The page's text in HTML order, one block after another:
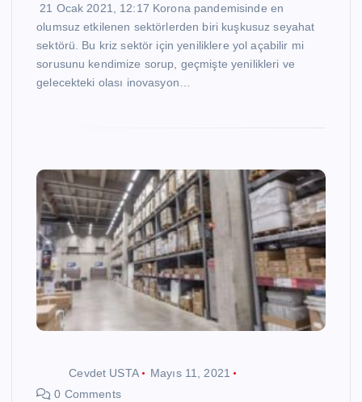
21 Ocak 2021, 12:17 Korona pandemisinde en
olumsuz etkilenen sektörlerden biri kuşkusuz seyahat
sektörü. Bu kriz sektör için yeniliklere yol açabilir mi
sorusunu kendimize sorup, geçmişte yenilikleri ve
gelecekteki olası inovasyon…
Cevdet USTA
Mayıs 11, 2021
0 Comments